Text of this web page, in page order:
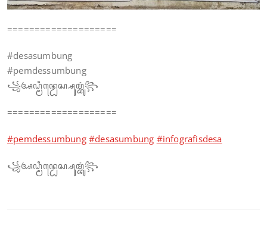
====================
#desasumbung
#pemdessumbung
꧁ꦄꦝ꧀ꦩꦶꦤ꧀ꦝꦺꦱ꧀ꦱꦸꦩ꧀ꦧꦸꦁ꧂
====================
#pemdessumbung #desasumbung #infografisdesa
꧁ꦄꦝ꧀ꦩꦶꦤ꧀ꦝꦺꦱ꧀ꦱꦸꦩ꧀ꦧꦸꦁ꧂